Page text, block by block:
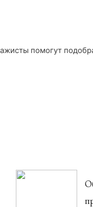
помогут